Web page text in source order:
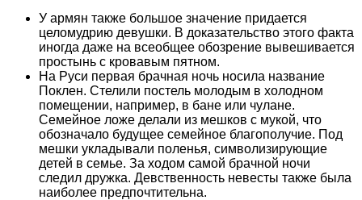
У армян также большое значение придается
целомудрию девушки. В доказательство этого факта
иногда даже на всеобщее обозрение вывешивается
простынь с кровавым пятном.
На Руси первая брачная ночь носила название
Поклен. Стелили постель молодым в холодном
помещении, например, в бане или чулане.
Семейное ложе делали из мешков с мукой, что
обозначало будущее семейное благополучие. Под
мешки укладывали поленья, символизирующие
детей в семье. За ходом самой брачной ночи
следил дружка. Девственность невесты также была
наиболее предпочтительна.